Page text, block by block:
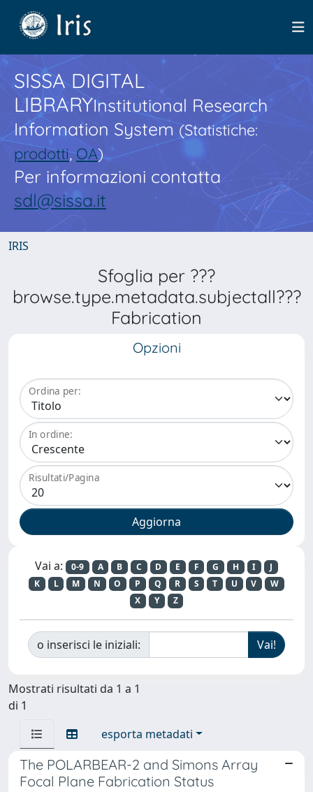
SISSA DIGITAL
LIBRARYInstitutional Research
Information System(Statistiche:
prodotti,OA)
Per informazioni contatta
sdl@sissa.it
IRIS
Sfoglia per ???
browse.type.metadata.subjectall???
Fabrication
Opzioni
Ordina per:
In ordine:
Risultati/Pagina
Vai a: 0-9 A B C D E F G H I
J
K
L M N O P Q R S T U V
W
X
Y Z
o inserisci le iniziali:
Mostrati risultati da 1 a 1
di 1
esporta metadati
The POLARBEAR-2 and Simons Array
Focal Plane Fabrication Status